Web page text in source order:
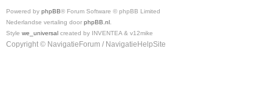
Powered by phpBB® Forum Software © phpBB Limited
Nederlandse vertaling door phpBB.nl
Style we_universal created by INVENTEA & v12mike
Copyright © NavigatieForum / NavigatieHelpSite